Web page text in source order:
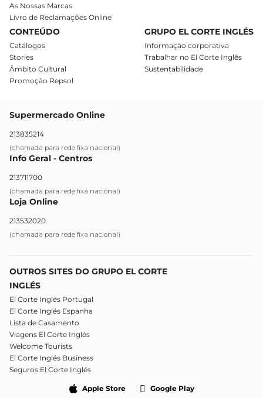
As Nossas Marcas
Livro de Reclamações Online
CONTEÚDO
Catálogos
Stories
Âmbito Cultural
Promoção Repsol
GRUPO EL CORTE INGLÉS
Informação corporativa
Trabalhar no El Corte Inglês
Sustentabilidade
Supermercado Online
213835214
(chamada para rede fixa nacional)
Info Geral - Centros
213711700
(chamada para rede fixa nacional)
Loja Online
213532020
(chamada para rede fixa nacional)
OUTROS SITES DO GRUPO EL CORTE
INGLÉS
El Corte Inglés Portugal
El Corte Inglés Espanha
Lista de Casamento
Viagens El Corte Inglés
Welcome Tourists
El Corte Inglés Business
Seguros El Corte Inglés
Apple Store Google Play